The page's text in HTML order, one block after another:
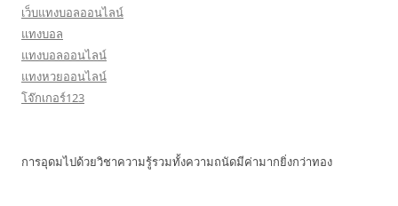
เว็บแทงบอลออนไลน์
แทงบอล
แทงบอลออนไลน์
แทงหวยออนไลน์
โจ๊กเกอร์123
การอุดมไปด้วยวิชาความรู้รวมทั้งความถนัดมีค่ามากยิ่งกว่าทอง